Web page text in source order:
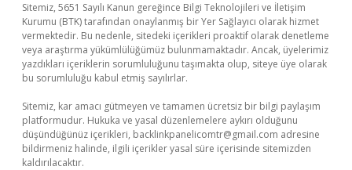
Sitemiz, 5651 Sayılı Kanun gereğince Bilgi Teknolojileri ve İletişim
Kurumu (BTK) tarafından onaylanmış bir Yer Sağlayıcı olarak hizmet
vermektedir. Bu nedenle, sitedeki içerikleri proaktif olarak denetleme
veya araştırma yükümlülüğümüz bulunmamaktadır. Ancak, üyelerimiz
yazdıkları içeriklerin sorumluluğunu taşımakta olup, siteye üye olarak
bu sorumluluğu kabul etmiş sayılırlar.
Sitemiz, kar amacı gütmeyen ve tamamen ücretsiz bir bilgi paylaşım
platformudur. Hukuka ve yasal düzenlemelere aykırı olduğunu
düşündüğünüz içerikleri, backlinkpanelicomtr@gmail.com adresine
bildirmeniz halinde, ilgili içerikler yasal süre içerisinde sitemizden
kaldırılacaktır.